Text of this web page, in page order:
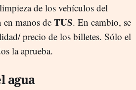
de los vehículos del
en manos de TUS. En cambio, se
precio de los billetes. Sólo el
la aprueba.
agua